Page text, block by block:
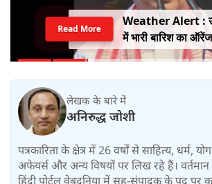
Weather Alert :
में भारी बारिश का
हल्की बारिश, जानें
Read More
लेखक के बारे में
अनिरुद्ध जोशी
पत्रकारिता के क्षेत्र में 26 वर्षों से साहित्य, धर्म,
अफेयर्स और अन्य विषयों पर लिख रहे हैं।
हिंदी पोर्टल वेबदुनिया में सह-संपादक के पद पर